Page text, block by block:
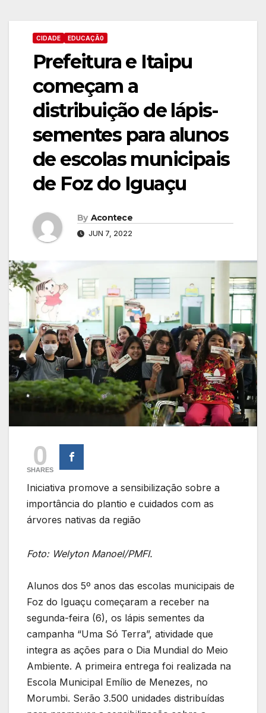
CIDADE EDUCAÇÃ0
Prefeitura e Itaipu
começam a
distribuição de lápis-
sementes para alunos
de escolas municipais
de Foz do Iguaçu
By Acontece
JUN 7, 2022
0
SHARES
Iniciativa promove a sensibilização sobre a
importância do plantio e cuidados com as
árvores nativas da região
Foto: Welyton Manoel/PMFI.
Alunos dos 5º anos das escolas municipais de
Foz do Iguaçu começaram a receber na
segunda-feira (6), os lápis sementes da
campanha “Uma Só Terra”, atividade que
integra as ações para o Dia Mundial do Meio
Ambiente. A primeira entrega foi realizada na
Escola Municipal Emílio de Menezes, no
Morumbi. Serão 3.500 unidades distribuídas